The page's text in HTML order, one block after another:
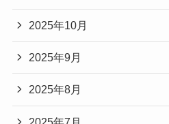
2025年10月
2025年9月
2025年8月